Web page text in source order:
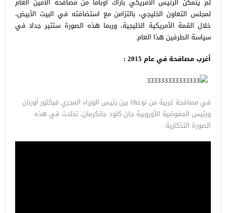
لمجلس التعاون الخليجي، بالتزامن مع استضافته في البيت الأبيض،
خلال القمة الأمريكية الخليجية، وربما هذه الصورة ستثير جدلا في
سياسة الطرفين هذا العام.
أغرب مصافحة في عام 2015 :
في مصافحة غريبة من نوعها بين رئيس الوزراء المجري فيكتور أوربان
ورئيس المفوضية الأوروبية جان كلود جانكرمان، تخلدت في هذه
الصورة التذكارية.